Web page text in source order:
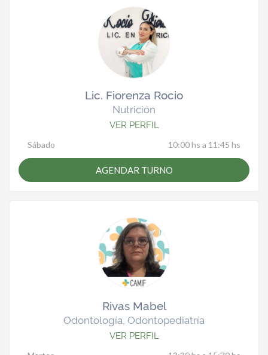
Lic. Fiorenza Rocio
Nutrición
VER PERFIL
Sábado 10:00 hs a 11:45 hs
AGENDAR TURNO
Rivas Mabel
Odontología, Odontopediatría
VER PERFIL